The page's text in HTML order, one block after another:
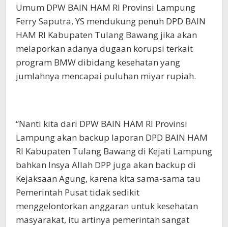
Umum DPW BAIN HAM RI Provinsi Lampung
Ferry Saputra, YS mendukung penuh DPD BAIN
HAM RI Kabupaten Tulang Bawang jika akan
melaporkan adanya dugaan korupsi terkait
program BMW dibidang kesehatan yang
jumlahnya mencapai puluhan miyar rupiah.
“Nanti kita dari DPW BAIN HAM RI Provinsi
Lampung akan backup laporan DPD BAIN HAM
RI Kabupaten Tulang Bawang di Kejati Lampung
bahkan Insya Allah DPP juga akan backup di
Kejaksaan Agung, karena kita sama-sama tau
Pemerintah Pusat tidak sedikit
menggelontorkan anggaran untuk kesehatan
masyarakat, itu artinya pemerintah sangat